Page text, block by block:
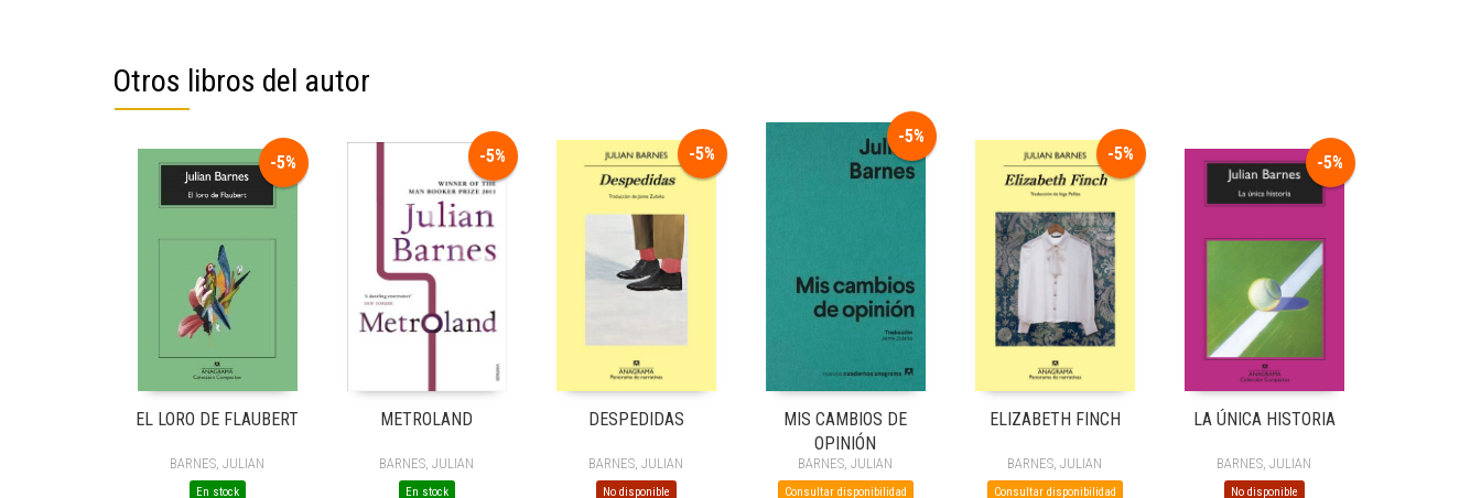
Otros libros del autor
-5%
EL LORO DE FLAUBERT
BARNES, JULIAN
En stock
-5%
METROLAND
BARNES, JULIAN
En stock
-5%
DESPEDIDAS
BARNES, JULIAN
No disponible
-5%
MIS CAMBIOS DE
OPINIÓN
BARNES, JULIAN
Consultar disponibilidad
-5%
ELIZABETH FINCH
BARNES, JULIAN
Consultar disponibilidad
-5%
LA ÚNICA HISTORIA
BARNES, JULIAN
No disponible